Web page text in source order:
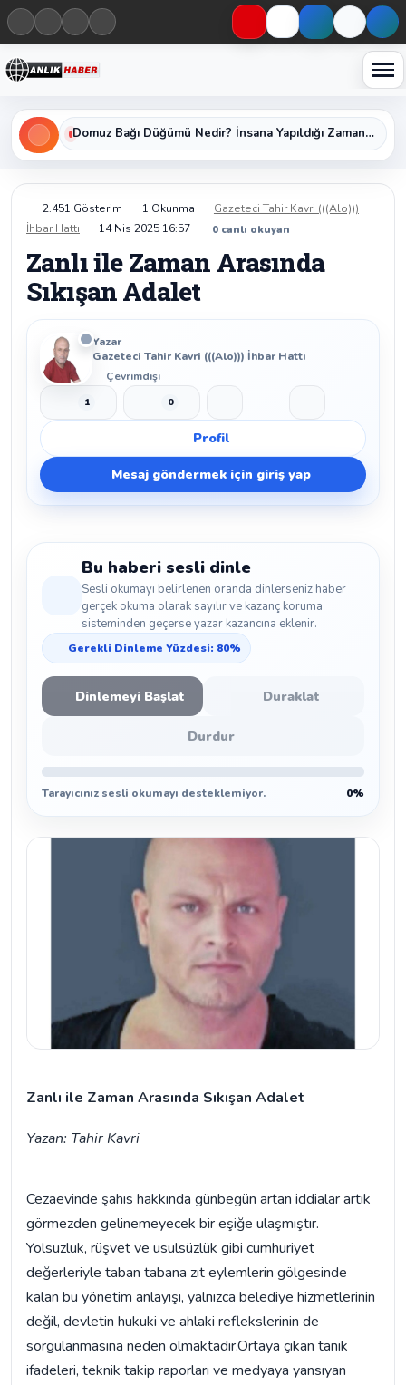
Haberleri keşfet
Domuz Bağı Düğümü Nedir? İnsana Yapıldığı Zaman Yavaş Yavaş Öldüren Ölümcül Düğümün Kan Donduran Gerçekleri
2.451 Gösterim 1 Okunma
Gazeteci Tahir Kavri (((Alo)))
İhbar Hattı
14 Nis 2025 16:57 0 canlı okuyan
Zanlı ile Zaman Arasında
Sıkışan Adalet
Yazar
Gazeteci Tahir Kavri (((Alo))) İhbar Hattı
Çevrimdışı
Beğen
1 Beğenmeme
0
Profil
Mesaj göndermek için giriş yap
Bu haberi sesli dinle
Sesli okumayı belirlenen oranda dinlerseniz haber
gerçek okuma olarak sayılır ve kazanç koruma
sisteminden geçerse yazar kazancına eklenir.
Gerekli Dinleme Yüzdesi: 80%
Dinlemeyi Başlat Duraklat
Durdur
Tarayıcınız sesli okumayı desteklemiyor. 0%
Zanlı ile Zaman Arasında Sıkışan Adalet
Yazan: Tahir Kavri
Cezaevinde şahıs hakkında günbegün artan iddialar artık
görmezden gelinemeyecek bir eşiğe ulaşmıştır.
Yolsuzluk, rüşvet ve usulsüzlük gibi cumhuriyet
değerleriyle taban tabana zıt eylemlerin gölgesinde
kalan bu yönetim anlayışı, yalnızca belediye hizmetlerinin
değil, devletin hukuki ve ahlaki reflekslerinin de
sorgulanmasına neden olmaktadır.Ortaya çıkan tanık
ifadeleri, teknik takip raporları ve medyaya yansıyan